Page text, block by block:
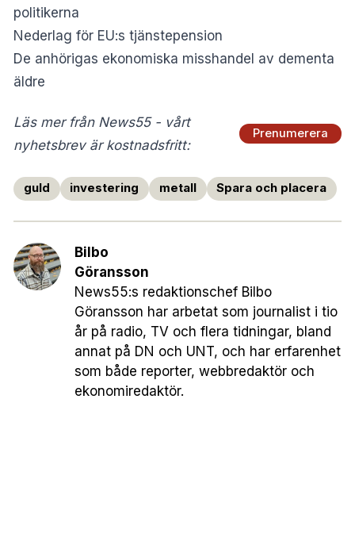
politikerna
Nederlag för EU:s tjänstepension
De anhörigas ekonomiska misshandel av dementa
äldre
Läs mer från News55 - vårt
nyhetsbrev är kostnadsfritt:
Prenumerera
guld investering metall Spara och placera
Bilbo
Göransson
News55:s redaktionschef Bilbo
Göransson har arbetat som journalist i tio
år på radio, TV och flera tidningar, bland
annat på DN och UNT, och har erfarenhet
som både reporter, webbredaktör och
ekonomiredaktör.